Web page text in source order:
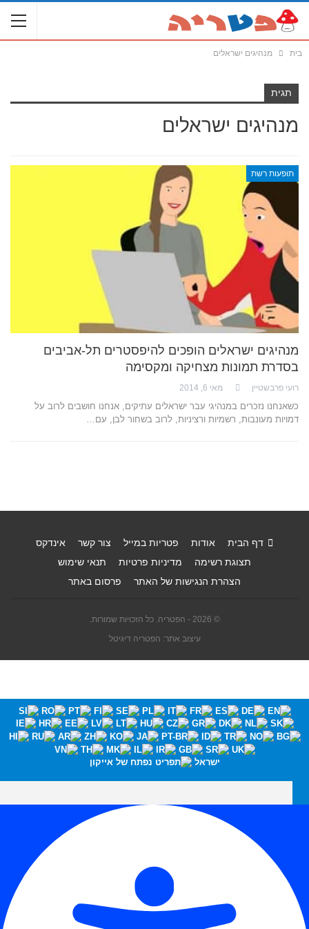
בית מנהיגים ישראלים
תגית
מנהיגים ישראלים
תופעות רשת
מנהיגים ישראלים הופכים להיפסטרים תל-אביבים
בסדרת תמונות מצחיקה ומקסימה
רועי פרבשטיין מאי 6, 2014
כשאנחנו נזכרים במנהיגי עבר ישראלים עתיקים, אנחנו חושבים לרוב על
דמויות מעונבות, רשמיות ורציניות, לרוב בשחור לבן, עם…
דף הבית אודות פטריות במייל צור קשר
אינדקס
תצוגת רשימה
מדיניות פרטיות
תנאי שימוש
הצהרת הנגישות של האתר
פרסום באתר
© 2026 - הפטריה. כל הזכויות שמורות.
עיצוב אתר: הפטריה דיגיטל
ישראל